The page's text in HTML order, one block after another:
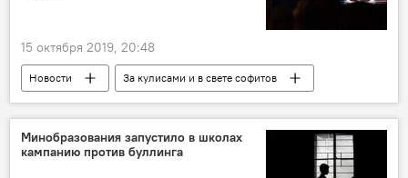
15 октября 2019, 20:48
Новости
За кулисами и в свете софитов
Культура
ЖИЗНЬ
Россия
Николай Цискаридзе
Минобразования запустило в школах
кампанию против буллинга